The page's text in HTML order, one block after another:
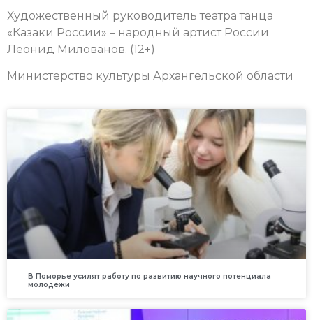
Художественный руководитель театра танца
«Казаки России» – народный артист России
Леонид Милованов. (12+)
Министерство культуры Архангельской области
В Поморье усилят работу по развитию научного потенциала
молодежи